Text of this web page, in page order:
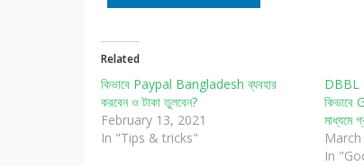
Related
কিভাবে Paypal Bangladesh ব্যবহার
করবেন ও টাকা তুলবেন?
February 13, 2021
In "Tips & tricks"
DBBL
মাধ্যমে
In